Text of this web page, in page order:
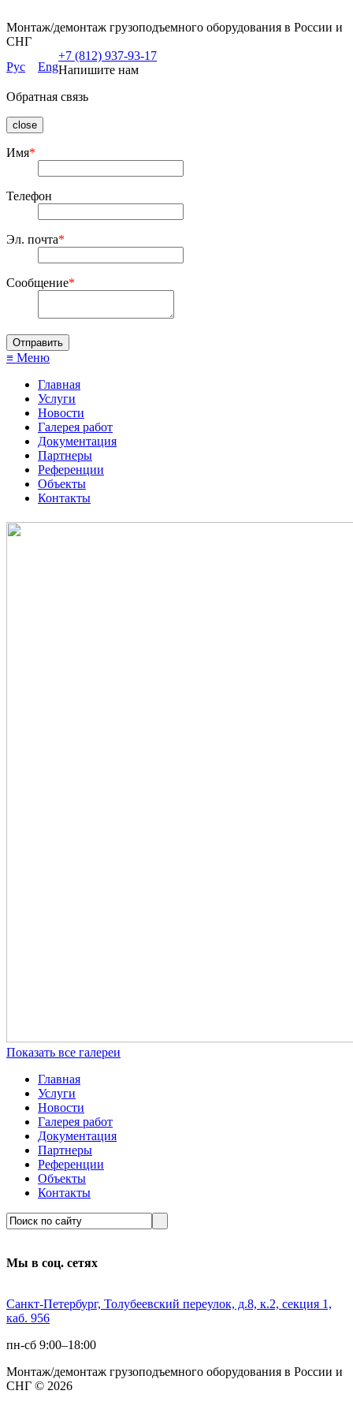
Монтаж/демонтаж грузоподъемного оборудования в России и
СНГ
Рус
Eng
+7 (812) 937-93-17
Напишите нам
Обратная связь
close
Имя*
Телефон
Эл. почта*
Сообщение*
≡ Меню
Главная
Услуги
Новости
Галерея работ
Документация
Партнеры
Референции
Объекты
Контакты
Показать все галереи
Главная
Услуги
Новости
Галерея работ
Документация
Партнеры
Референции
Объекты
Контакты
Мы в соц. сетях
Санкт-Петербург, Толубеевский переулок, д.8, к.2, секция 1,
каб. 956
пн-сб 9:00–18:00
Монтаж/демонтаж грузоподъемного оборудования в России и
СНГ © 2026